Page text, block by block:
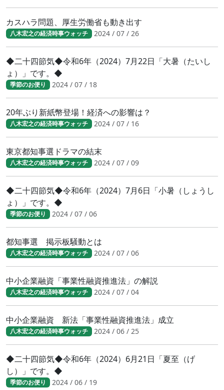
カスハラ問題、厚生労働省も動き出す
八木宏之の経済時事ウォッチ 2024 / 07 / 26
◆二十四節気◆令和6年（2024）7月22日「大暑（たいし
ょ）」です。◆
季節のお便り 2024 / 07 / 18
20年ぶり新紙幣登場！経済への影響は？
八木宏之の経済時事ウォッチ 2024 / 07 / 16
東京都知事選ドラマの結末
八木宏之の経済時事ウォッチ 2024 / 07 / 09
◆二十四節気◆令和6年（2024）7月6日「小暑（しょうし
ょ）」です。◆
季節のお便り 2024 / 07 / 06
都知事選 掲示板騒動とは
八木宏之の経済時事ウォッチ 2024 / 07 / 06
中小企業融資「事業性融資推進法」の解説
八木宏之の経済時事ウォッチ 2024 / 07 / 04
中小企業融資 新法「事業性融資推進法」成立
八木宏之の経済時事ウォッチ 2024 / 06 / 25
◆二十四節気◆令和6年（2024）6月21日「夏至（げ
し）」です。◆
季節のお便り 2024 / 06 / 19